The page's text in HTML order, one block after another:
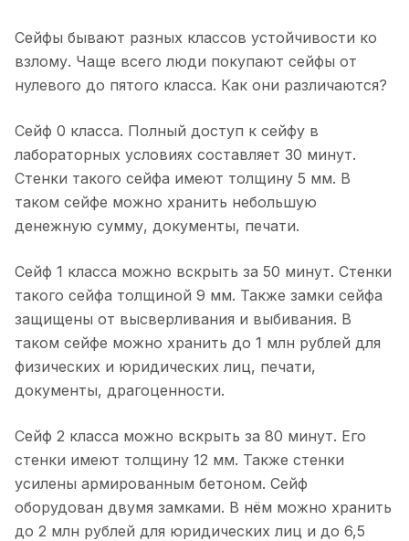
Сейфы бывают разных классов устойчивости ко
взлому. Чаще всего люди покупают сейфы от
нулевого до пятого класса. Как они различаются?
Сейф 0 класса. Полный доступ к сейфу в
лабораторных условиях составляет 30 минут.
Стенки такого сейфа имеют толщину 5 мм. В
таком сейфе можно хранить небольшую
денежную сумму, документы, печати.
Сейф 1 класса можно вскрыть за 50 минут. Стенки
такого сейфа толщиной 9 мм. Также замки сейфа
защищены от высверливания и выбивания. В
таком сейфе можно хранить до 1 млн рублей для
физических и юридических лиц, печати,
документы, драгоценности.
Сейф 2 класса можно вскрыть за 80 минут. Его
стенки имеют толщину 12 мм. Также стенки
усилены армированным бетоном. Сейф
оборудован двумя замками. В нём можно хранить
до 2 млн рублей для юридических лиц и до 6,5